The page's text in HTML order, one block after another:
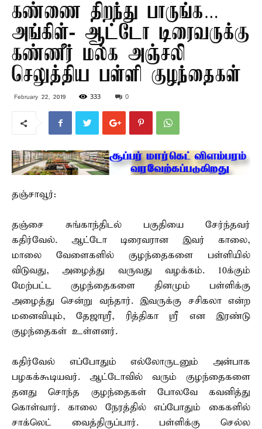
கண்ணை திறந்து பாருங்க…
அங்கிள்- ஆட்டோ டிரைவருக்கு
கண்ணீர் மல்க அஞ்சலி
செலுத்திய பள்ளி குழந்தைகள்
February 22, 2019 333 0
தஞ்சாவூர்:
தஞ்சை சுங்காந்திடல் பகுதியை சேர்ந்தவர்
கதிர்வேல். ஆட்டோ டிரைவரான இவர் காலை,
மாலை வேளைகளில் குழந்தைகளை பள்ளியில்
விடுவது, அழைத்து வருவது வழக்கம். 10க்கும்
மேற்பட்ட குழந்தைகளை தினமும் பள்ளிக்கு
அழைத்து சென்று வந்தார். இவருக்கு சசிகலா என்ற
மனைவியும், தேஜாஸ்ரீ, ரித்திகா ஸ்ரீ என இரண்டு
குழந்தைகள் உள்ளனர்.
கதிர்வேல் எப்போதும் எல்லோருடனும் அன்பாக
பழகக்கூடியவர். ஆட்டோவில் வரும் குழந்தைகளை
தனது சொந்த குழந்தைகள் போலவே கவனித்து
கொள்வார். காலை நேரத்தில் எப்போதும் கைகளில்
சாக்லெட் வைத்திருப்பார். பள்ளிக்கு செல்ல